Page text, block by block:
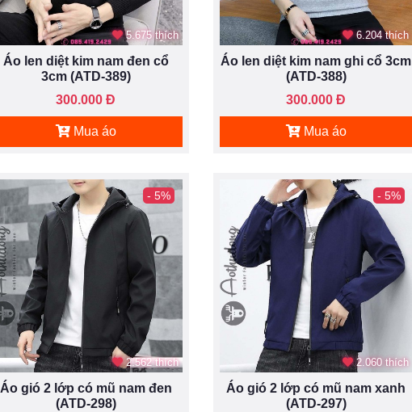
5.675 thích
Áo len diệt kim nam đen cổ
3cm (ATD-389)
300.000 Đ
Mua áo
6.204 thích
Áo len diệt kim nam ghi cổ 3cm
(ATD-388)
300.000 Đ
Mua áo
- 5%
2.562 thích
Áo gió 2 lớp có mũ nam đen
(ATD-298)
- 5%
2.060 thích
Áo gió 2 lớp có mũ nam xanh
(ATD-297)